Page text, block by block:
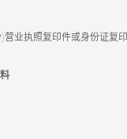
营业执照复印件或身份证复